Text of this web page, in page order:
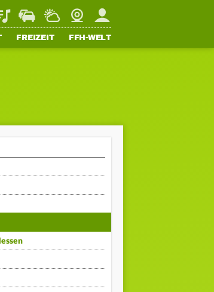
StaupilotWetterWebcamMein FFH
FREIZEIT FFH-WELT